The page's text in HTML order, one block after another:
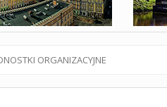
ORGANIZACYJNE